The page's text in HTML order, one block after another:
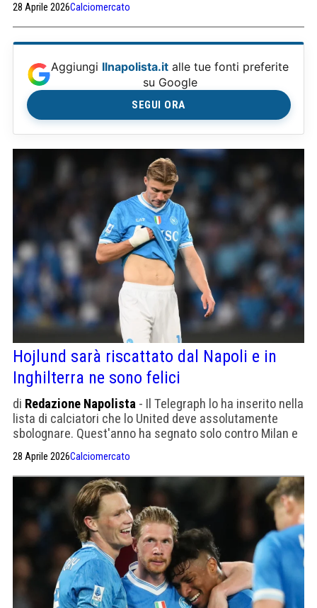
28 Aprile 2026Calciomercato
Aggiungi Ilnapolista.it alle tue fonti preferite
su Google
SEGUI ORA
Hojlund sarà riscattato dal Napoli e in
Inghilterra ne sono felici
di Redazione Napolista - Il Telegraph lo ha inserito nella
lista di calciatori che lo United deve assolutamente
sbolognare. Quest'anno ha segnato solo contro Milan e
Juventus tra le big della Serie A. Il Napoli dovrà valutare
la possibilità di un centravanti con più esperienza da
affiancargli.
28 Aprile 2026Calciomercato